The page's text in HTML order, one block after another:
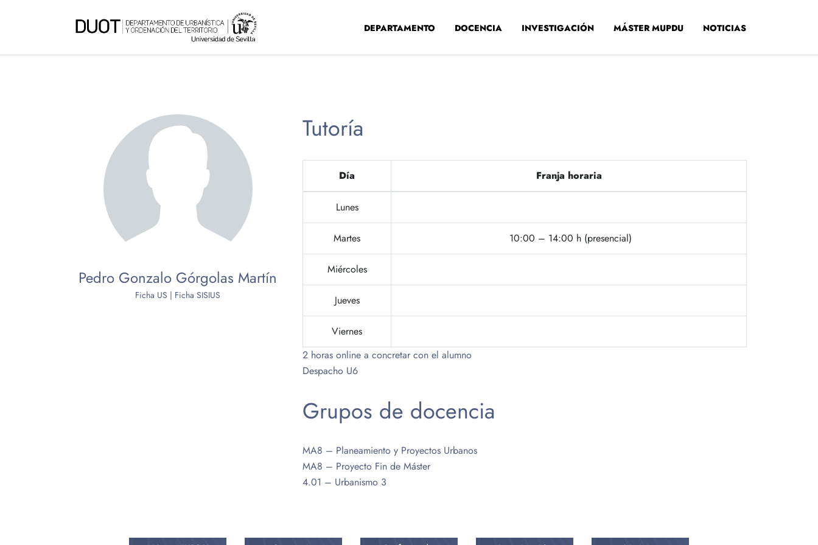
DEPARTAMENTO DOCENCIA INVESTIGACIÓN MÁSTER MUPDU NOTICIAS
Pedro Gonzalo Górgolas Martín
Ficha US | Ficha SISIUS
Tutoría
Día Franja horaria
Lunes
Martes 10:00 – 14:00 h (presencial)
Miércoles
Jueves
Viernes
2 horas online a concretar con el alumno
Despacho U6
Grupos de docencia
MA8 – Planeamiento y Proyectos Urbanos
MA8 – Proyecto Fin de Máster
4.01 – Urbanismo 3